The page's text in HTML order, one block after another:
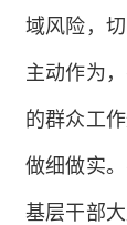
域风险，
主动作为
的群众工
做细做实
基层干部